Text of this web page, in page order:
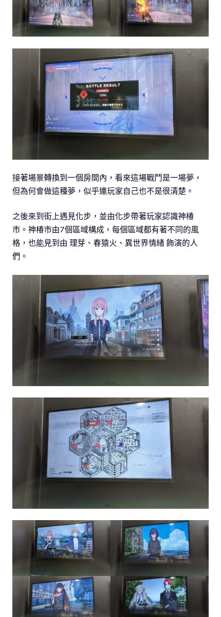
接著場景轉換到一個房間內，看來這場戰鬥是一場夢，
但為何會做這種夢，似乎連玩家自己也不是很清楚。
之後來到街上遇見化步，並由化步帶著玩家認識神椿
市。神椿市由7個區域構成，每個區域都有著不同的風
格，也能見到由 理芽、春猿火、異世界情緒 飾演的人
們。